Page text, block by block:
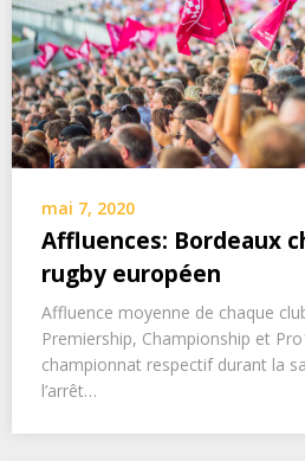
mai 7, 2020
Affluences: Bordeaux
rugby européen
Affluence moyenne de chaque
Premiership, Championship et
championnat respectif durant la
l’arrêt…